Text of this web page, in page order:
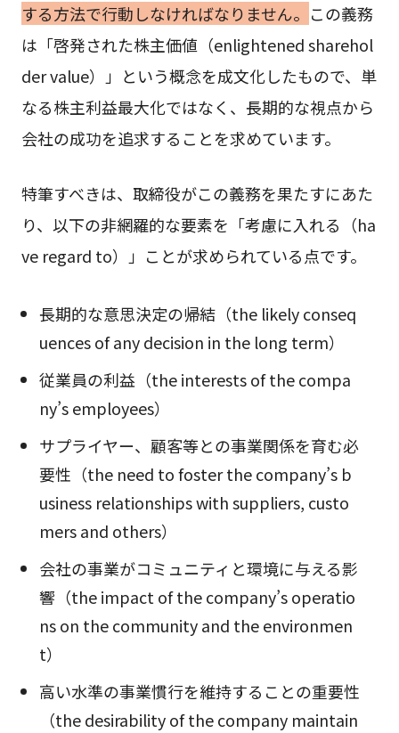
する方法で行動しなければなりません。 この義務
は「啓発された株主価値（enlightened sharehol
der value）」という概念を成文化したもので、単
なる株主利益最大化ではなく、長期的な視点から
会社の成功を追求することを求めています。
特筆すべきは、取締役がこの義務を果たすにあた
り、以下の非網羅的な要素を「考慮に入れる（ha
ve regard to）」ことが求められている点です。
長期的な意思決定の帰結（the likely conseq
uences of any decision in the long term）
従業員の利益（the interests of the compa
ny’s employees）
サプライヤー、顧客等との事業関係を育む必
要性（the need to foster the company’s b
usiness relationships with suppliers, custo
mers and others）
会社の事業がコミュニティと環境に与える影
響（the impact of the company’s operatio
ns on the community and the environmen
t）
高い水準の事業慣行を維持することの重要性
（the desirability of the company maintain